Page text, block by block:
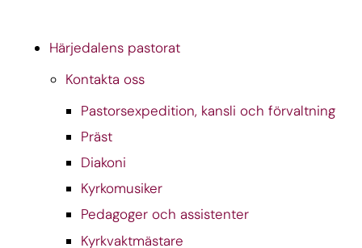
Härjedalens pastorat
Kontakta oss
Pastorsexpedition, kansli och förvaltning
Präst
Diakoni
Kyrkomusiker
Pedagoger och assistenter
Kyrkvaktmästare